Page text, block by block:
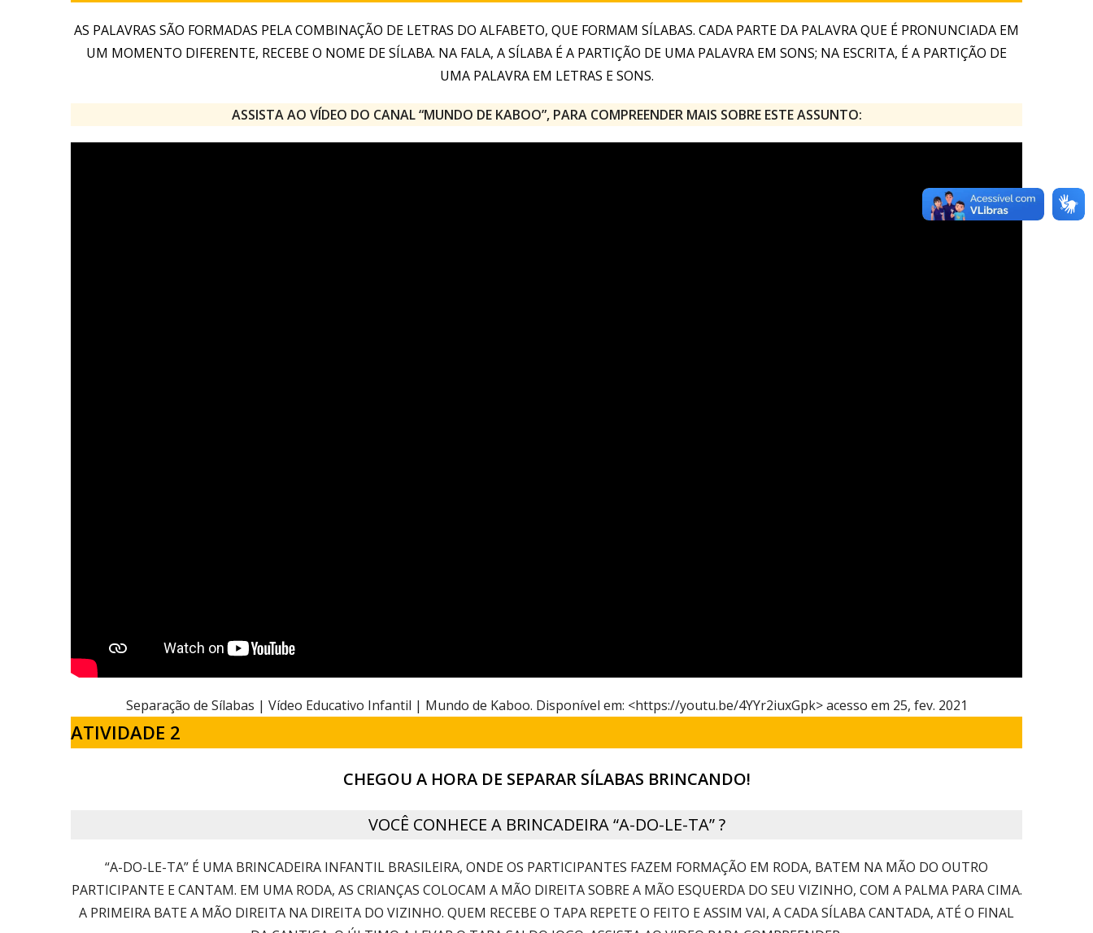
AS PALAVRAS SÃO FORMADAS PELA COMBINAÇÃO DE LETRAS DO ALFABETO, QUE FORMAM SÍLABAS. CADA PARTE DA PALAVRA QUE É PRONUNCIADA EM
UM MOMENTO DIFERENTE, RECEBE O NOME DE SÍLABA. NA FALA, A SÍLABA É A PARTIÇÃO DE UMA PALAVRA EM SONS; NA ESCRITA, É A PARTIÇÃO DE
UMA PALAVRA EM LETRAS E SONS.
ASSISTA AO VÍDEO DO CANAL “MUNDO DE KABOO”, PARA COMPREENDER MAIS SOBRE ESTE ASSUNTO:
Separação de Sílabas | Vídeo Educativo Infantil | Mundo de Kaboo. Disponível em: <https://youtu.be/4YYr2iuxGpk> acesso em 25, fev. 2021
ATIVIDADE 2
CHEGOU A HORA DE SEPARAR SÍLABAS BRINCANDO!
VOCÊ CONHECE A BRINCADEIRA “A-DO-LE-TA” ?
“A-DO-LE-TA” É UMA BRINCADEIRA INFANTIL BRASILEIRA, ONDE OS PARTICIPANTES FAZEM FORMAÇÃO EM RODA, BATEM NA MÃO DO OUTRO
PARTICIPANTE E CANTAM. EM UMA RODA, AS CRIANÇAS COLOCAM A MÃO DIREITA SOBRE A MÃO ESQUERDA DO SEU VIZINHO, COM A PALMA PARA CIMA.
A PRIMEIRA BATE A MÃO DIREITA NA DIREITA DO VIZINHO. QUEM RECEBE O TAPA REPETE O FEITO E ASSIM VAI, A CADA SÍLABA CANTADA, ATÉ O FINAL